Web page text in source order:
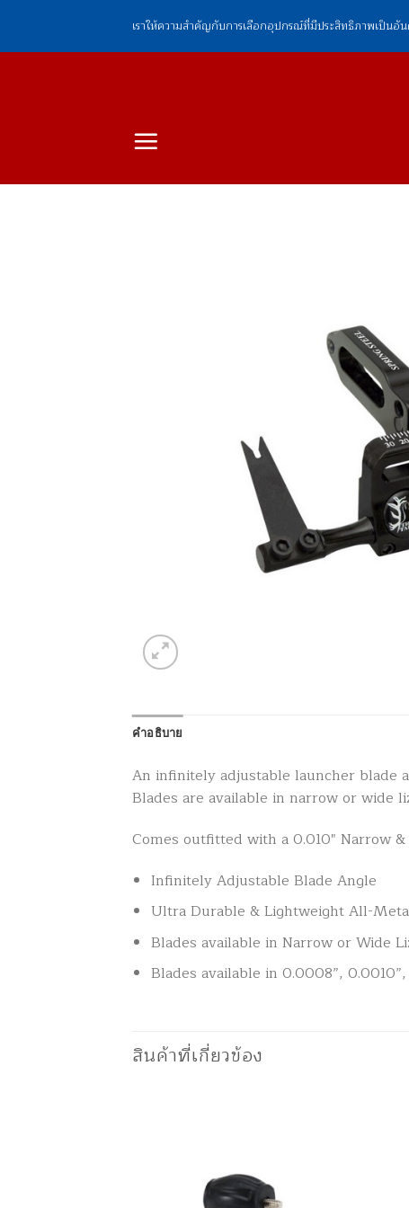
ยัง
เราให้ความสำคัญกับการเลือกอุปกรณ์ที่มีประสิทธิภาพเป็นอั
คำอธิบาย
An infinitely adjustable launcher blade
Blades are available in narrow or wide
Comes outfitted with a 0.010″ Narrow &
Infinitely Adjustable Blade Angle
Ultra Durable & Lightweight All-
Blades available in Narrow or Wide
Blades available in 0.0008”,
สินค้าที่เกี่ยวข้อง